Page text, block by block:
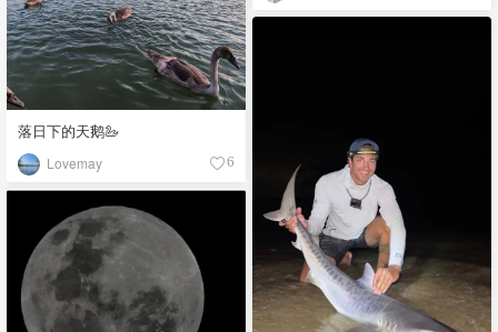
落日下的天鹅🦢
Lovemay 6